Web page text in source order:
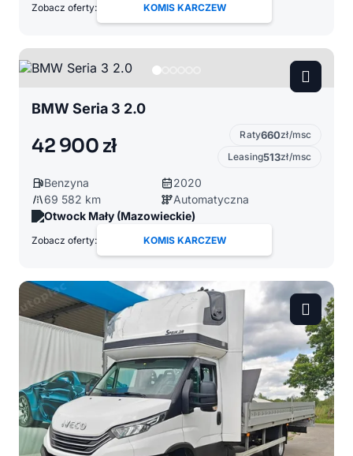
Zobacz oferty: KOMIS KARCZEW
BMW Seria 3 2.0
42 900 zł Raty660zł/msc
Leasing513zł/msc
Benzyna
2020
69 582 km
Automatyczna
Otwock Mały (Mazowieckie)
Zobacz oferty: KOMIS KARCZEW